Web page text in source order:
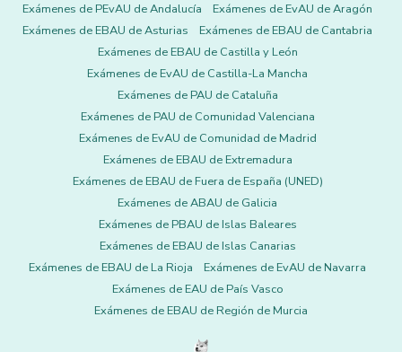
Exámenes de PEvAU de Andalucía
Exámenes de EvAU de Aragón
Exámenes de EBAU de Asturias
Exámenes de EBAU de Cantabria
Exámenes de EBAU de Castilla y León
Exámenes de EvAU de Castilla-La Mancha
Exámenes de PAU de Cataluña
Exámenes de PAU de Comunidad Valenciana
Exámenes de EvAU de Comunidad de Madrid
Exámenes de EBAU de Extremadura
Exámenes de EBAU de Fuera de España (UNED)
Exámenes de ABAU de Galicia
Exámenes de PBAU de Islas Baleares
Exámenes de EBAU de Islas Canarias
Exámenes de EBAU de La Rioja
Exámenes de EvAU de Navarra
Exámenes de EAU de País Vasco
Exámenes de EBAU de Región de Murcia